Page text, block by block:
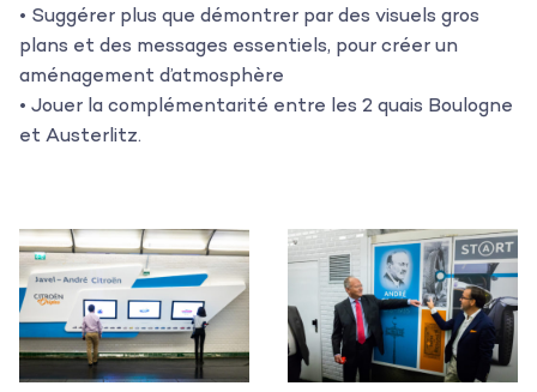
L’agence
Les projets
Les actualités
• Suggérer plus que démontrer par des visuels gros
plans et des messages essentiels, pour créer un
aménagement d’atmosphère
• Jouer la complémentarité entre les 2 quais Boulogne
et Austerlitz.